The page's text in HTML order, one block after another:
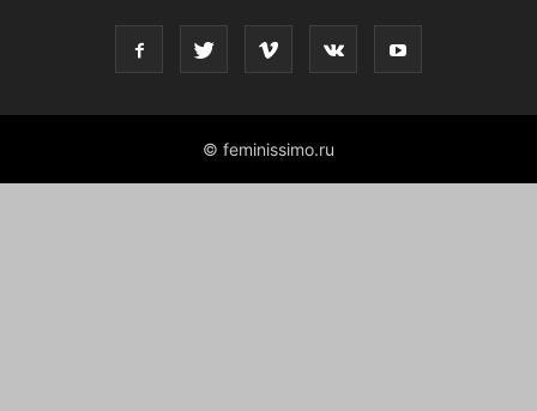
© feminissimo.ru